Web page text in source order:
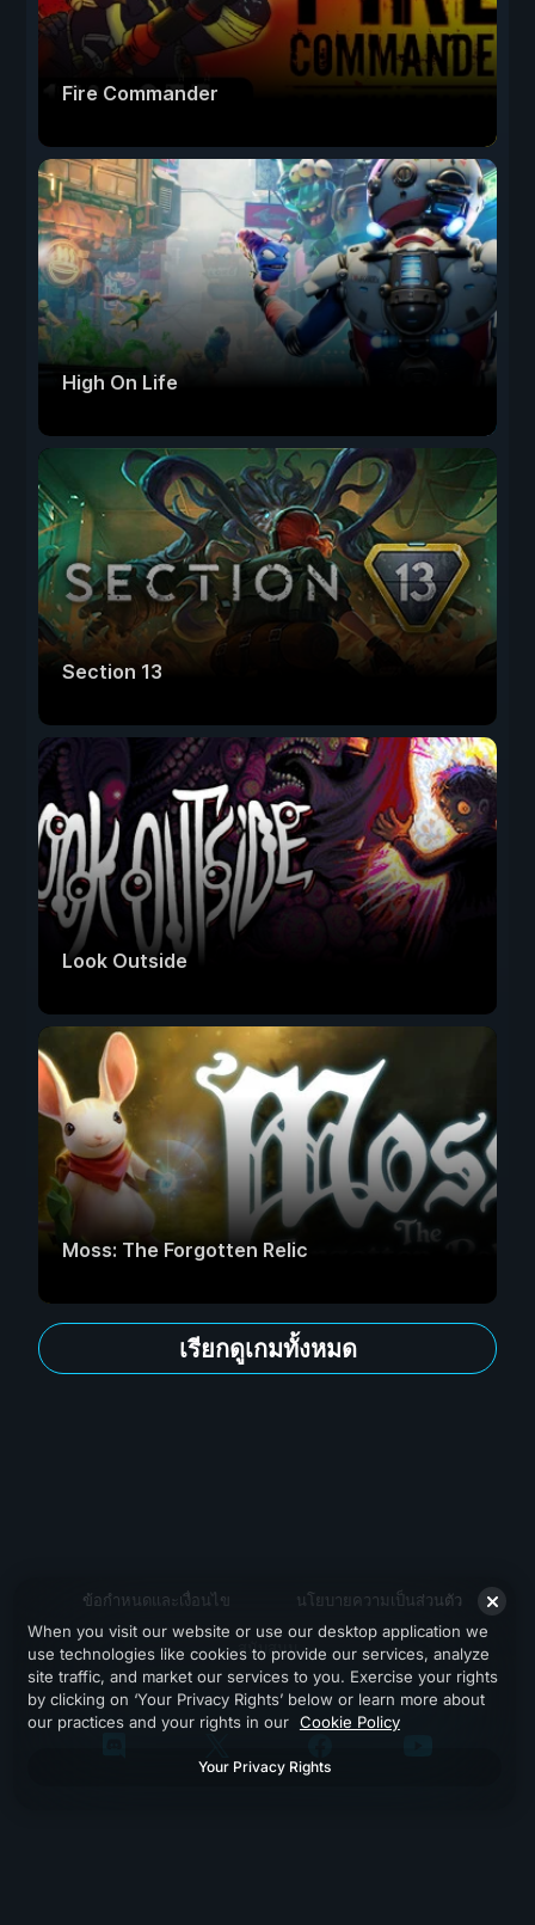
Fire Commander
High On Life
Section 13
Look Outside
Moss: The Forgotten Relic
เรียกดูเกมทั้งหมด
ข้อกำหนดและเงื่อนไข นโยบายความเป็นส่วนตัว
สนับสนุน
When you visit our website or use our desktop application we
use technologies like cookies to provide our services, analyze
site traffic, and market our services to you. Exercise your rights
by clicking on ‘Your Privacy Rights’ below or learn more about
our practices and your rights in our Cookie Policy
Your Privacy Rights